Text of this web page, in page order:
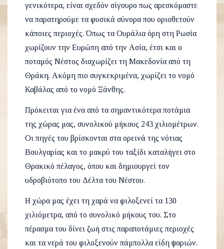
γενικότερα, είναι σχεδόν σίγουρο πως αρεσκόμαστε
να παρατηρούμε τα φυσικά σύνορα που οριοθετούν
κάποιες περιοχές. Όπως τα Ουράλια όρη στη Ρωσία
χωρίζουν την Ευρώπη από την Ασία, έτσι και ο
ποταμός Νέστος διαχωρίζει τη Μακεδονία από τη
Θράκη. Ακόμη πιο συγκεκριμένα, χωρίζει το νομό
Καβάλας από το νομό Ξάνθης.
Πρόκειται για ένα από τα σημαντικότερα ποτάμια
της χώρας μας, συνολικού μήκους 243 χιλιομέτρων.
Οι πηγές του βρίσκονται στα ορεινά της νότιας
Βουλγαρίας και το μακρύ του ταξίδι καταλήγει στο
Θρακικό πέλαγος, όπου και δημιουργεί τον
υδροβιότοπο του Δέλτα του Νέστου.
Η χώρα μας έχει τη χαρά να φιλοξενεί τα 130
χιλιόμετρα, από το συνολικό μήκους του. Στο
πέρασμα του δίνει ζωή στις παραποτάμιες περιοχές
και τα νερά του φιλοξενούν πάμπολλα είδη ψαριών.